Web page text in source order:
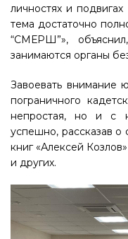
личностях и
тема достаточно
“СМЕРШ”»,
занимаются органы
Завоевать внимание
пограничного
непростая, но и с
успешно, рассказав о
книг «Алексей
и других.